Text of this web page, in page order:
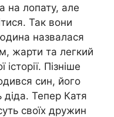
на лопату, але
Так вони
назвалася
жарти та легкий
Пізніше
син, його
Тепер Катя
своїх дружин